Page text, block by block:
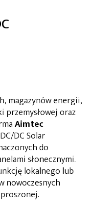
magazynów energii,
oraz
Aimtec
DC Solar
do
słonecznymi.
lokalnego lub
nowoczesnych